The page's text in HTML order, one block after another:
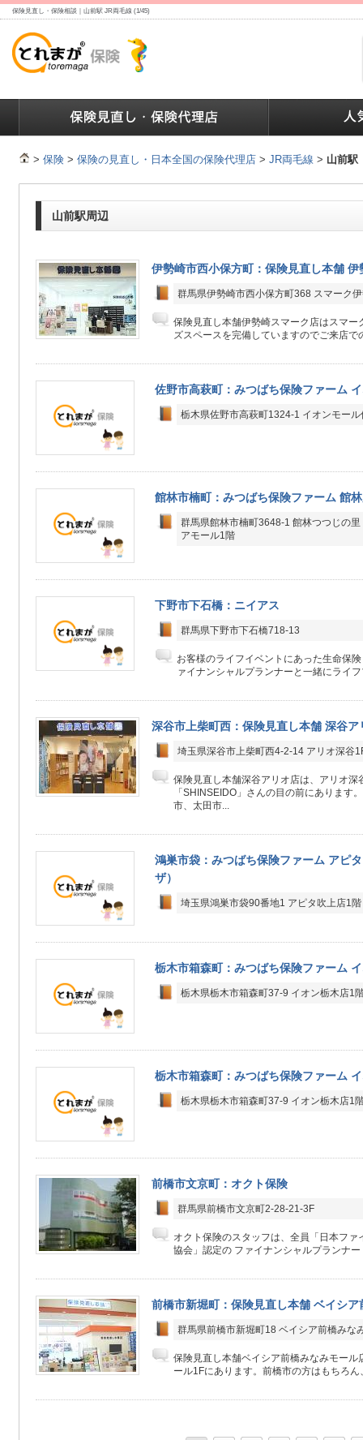
保険見直し・保険相談｜山前駅 JR両毛線 (1/45)
> 保険 > 保険の見直し・日本全国の保険代理店 > JR両毛線 > 山前駅
山前駅周辺
伊勢崎市西小保方町：保険見直し本舗 伊
群馬県伊勢崎市西小保方町368 スマーク
保険見直し本舗伊勢崎スマーク店はスマー
ズスペースを完備していますのでご来店で
佐野市高萩町：みつばち保険ファーム
栃木県佐野市高萩町1324-1 イオンモー
館林市楠町：みつばち保険ファーム 館
群馬県館林市楠町3648-1 館林つつじの
アモール1階
下野市下石橋：ニイアス
群馬県下野市下石橋718-13
お客様のライフイベントにあった生命保
ァイナンシャルプランナーと一緒にライ
深谷市上柴町西：保険見直し本舗 深谷ア
埼玉県深谷市上柴町西4-2-14 アリオ深谷
保険見直し本舗深谷アリオ店は、アリオ深
「SHINSEIDO」さんの目の前にあります
市、太田市...
鴻巣市袋：みつばち保険ファーム アピ
ザ）
埼玉県鴻巣市袋90番地1 アピタ吹上店1階
栃木市箱森町：みつばち保険ファーム
栃木県栃木市箱森町37-9 イオン栃木店1
栃木市箱森町：みつばち保険ファーム
栃木県栃木市箱森町37-9 イオン栃木店1
前橋市文京町：オクト保険
群馬県前橋市文京町2-28-21-3F
オクト保険のスタッフは、全員「日本フ
協会」認定の ファイナンシャルプランナ
前橋市新堀町：保険見直し本舗 ベイシ
群馬県前橋市新堀町18 ベイシア前橋みな
保険見直し本舗ベイシア前橋みなみモール
ール1Fにあります。前橋市の方はもちろ